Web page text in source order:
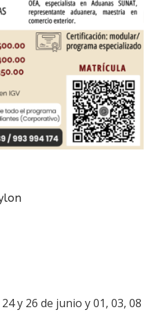
y 26 de junio y 01, 03, 08